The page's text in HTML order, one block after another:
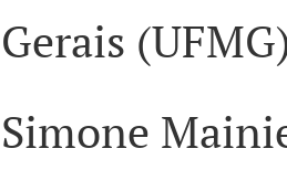
Gerais
Simone